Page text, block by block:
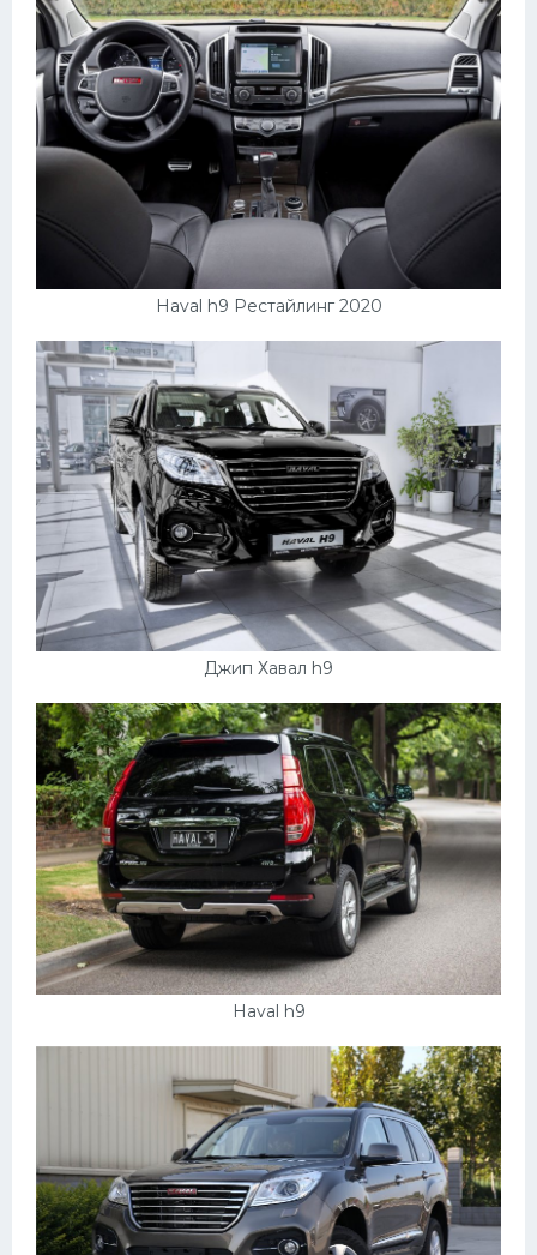
Haval h9 Рестайлинг 2020
Джип Хавал h9
Haval h9
Комплектующие
Тойота
Лодки
Шкода
Вертолеты
Мазда
Самокаты
Рено
Прогулочные суда
Хендай
Лимузины
Камаз
Автобусы
Хонда
Грузовики
Шевроле
УАЗ
Кадиллак
Автокемпер
Феррари
Поезда
Мотоциклы
Додж
Спецтехника